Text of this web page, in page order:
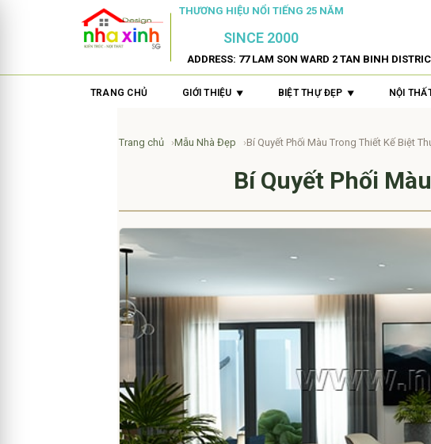
THƯƠNG HIỆU NỔI TIẾNG 25 NĂM
SINCE 2000
ADDRESS: 77 LAM SON WARD 2 TAN BINH
TRANG CHỦ GIỚI THIỆU BIỆT THỰ ĐẸP NỘI
Trang chủ Mẫu Nhà Đẹp Bí Quyết Phối Màu Trong Thiết Kế Biệt
Bí Quyết Phối